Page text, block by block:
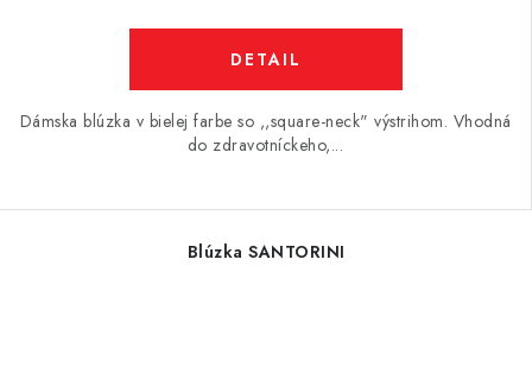
DETAIL
Dámska blúzka v bielej farbe so ,,square-neck" výstrihom. Vhodná
do zdravotníckeho,...
Blúzka SANTORINI